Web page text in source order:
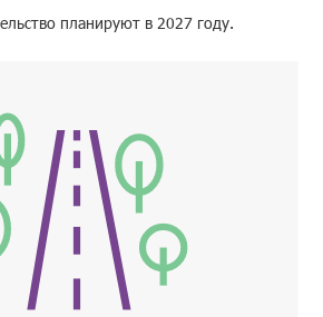
планируют в 2027 году.